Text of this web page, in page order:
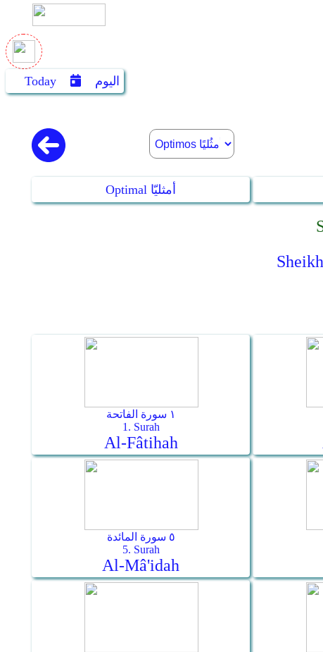
Today اليوم
Optimal أمثليّا
١ سورة الفاتحة
1. Surah
Al-Fâtihah
٥ سورة المائدة
5. Surah
Al-Mâ'idah